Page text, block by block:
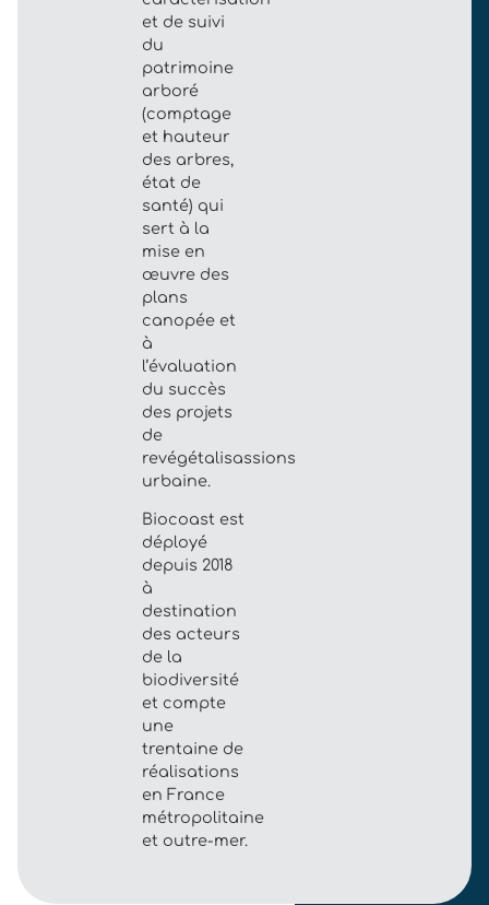
et de suivi
du
patrimoine
arboré
(comptage
et hauteur
des arbres,
état de
santé) qui
sert à la
mise en
œuvre des
plans
canopée et
à
l’évaluation
du succès
des projets
de
revégétalisassions
urbaine.
Biocoast est
déployé
depuis 2018
à
destination
des acteurs
de la
biodiversité
et compte
une
trentaine de
réalisations
en France
métropolitaine
et outre-mer.